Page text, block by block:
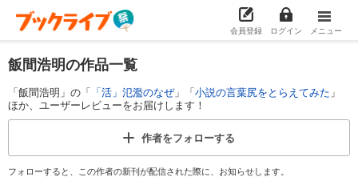
会員登録 ログイン メニュー
飯間浩明の作品一覧
「飯間浩明」の「 「活」氾濫のなぜ」「小説の言葉尻をとらえてみた 」
ほか、ユーザーレビューをお届けします！
作者をフォローする
フォローすると、この作者の新刊が配信された際に、お知らせします。